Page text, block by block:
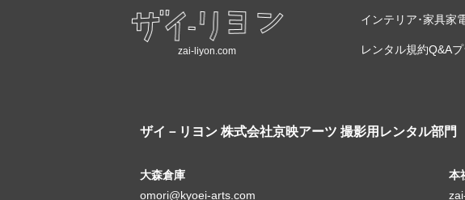
zai-liyon.com
インテリア･家具家
レンタル規約Q&A
ザイ－リヨン 株式会社京映アーツ 撮影用レンタル部門
大森倉庫
omori@kyoei-arts.com
本